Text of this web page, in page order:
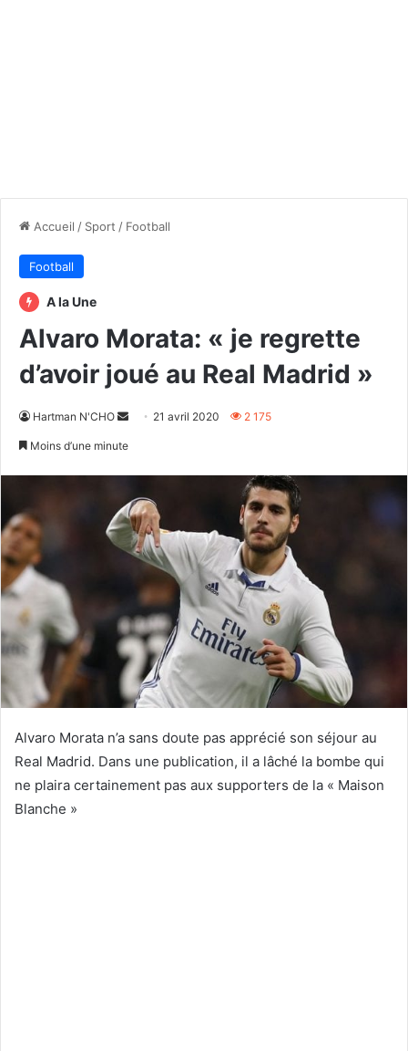
Accueil / Sport / Football
Football
A la Une
Alvaro Morata: « je regrette
d’avoir joué au Real Madrid »
Hartman N'CHO
Envoyer21 avril 2020 2 175
Moins d’une minute
Alvaro Morata n’a sans doute pas apprécié son séjour au
Real Madrid. Dans une publication, il a lâché la bombe qui
ne plaira certainement pas aux supporters de la « Maison
Blanche »